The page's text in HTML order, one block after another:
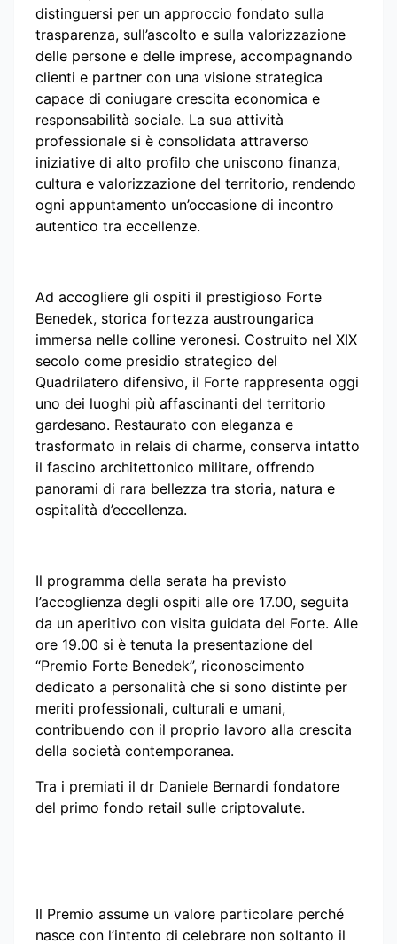
distinguersi per un approccio fondato sulla
trasparenza, sull’ascolto e sulla valorizzazione
delle persone e delle imprese, accompagnando
clienti e partner con una visione strategica
capace di coniugare crescita economica e
responsabilità sociale. La sua attività
professionale si è consolidata attraverso
iniziative di alto profilo che uniscono finanza,
cultura e valorizzazione del territorio, rendendo
ogni appuntamento un’occasione di incontro
autentico tra eccellenze.
Ad accogliere gli ospiti il prestigioso Forte
Benedek, storica fortezza austroungarica
immersa nelle colline veronesi. Costruito nel XIX
secolo come presidio strategico del
Quadrilatero difensivo, il Forte rappresenta oggi
uno dei luoghi più affascinanti del territorio
gardesano. Restaurato con eleganza e
trasformato in relais di charme, conserva intatto
il fascino architettonico militare, offrendo
panorami di rara bellezza tra storia, natura e
ospitalità d’eccellenza.
Il programma della serata ha previsto
l’accoglienza degli ospiti alle ore 17.00, seguita
da un aperitivo con visita guidata del Forte. Alle
ore 19.00 si è tenuta la presentazione del
“Premio Forte Benedek”, riconoscimento
dedicato a personalità che si sono distinte per
meriti professionali, culturali e umani,
contribuendo con il proprio lavoro alla crescita
della società contemporanea.
Tra i premiati il dr Daniele Bernardi fondatore
del primo fondo retail sulle criptovalute.
Il Premio assume un valore particolare perché
nasce con l’intento di celebrare non soltanto il